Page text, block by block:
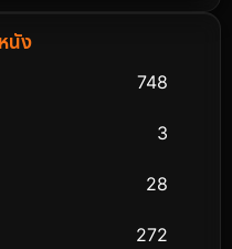
นัง
748
3
28
272